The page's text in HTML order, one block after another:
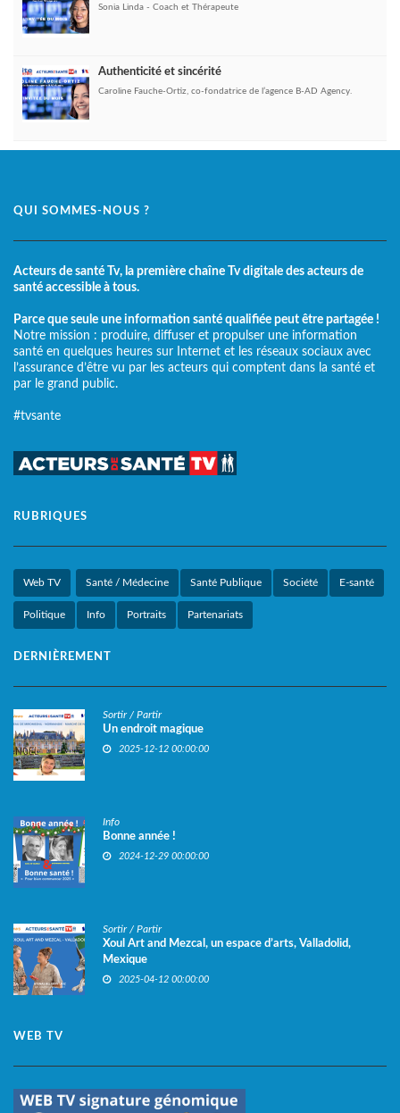
Sonia Linda - Coach et Thérapeute
Authenticité et sincérité
Caroline Fauche-Ortiz, co-fondatrice de l’agence B-AD Agency.
QUI SOMMES-NOUS ?
Acteurs de santé Tv, la première chaîne Tv digitale des acteurs de
santé accessible à tous.
Parce que seule une information santé qualifiée peut être partagée !
Notre mission : produire, diffuser et propulser une information
santé en quelques heures sur Internet et les réseaux sociaux avec
l’assurance d’être vu par les acteurs qui comptent dans la santé et
par le grand public.
#tvsante
RUBRIQUES
Web TV Santé / Médecine Santé Publique Société E-santé
Politique Info Portraits Partenariats
DERNIÈREMENT
Sortir / Partir
Un endroit magique
2025-12-12 00:00:00
Info
Bonne année !
2024-12-29 00:00:00
Sortir / Partir
Xoul Art and Mezcal, un espace d’arts, Valladolid,
Mexique
2025-04-12 00:00:00
WEB TV